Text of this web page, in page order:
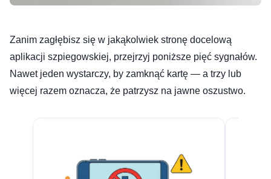
Zanim zagłębisz się w jakąkolwiek stronę docelową
aplikacji szpiegowskiej, przejrzyj poniższe pięć sygnałów.
Nawet jeden wystarczy, by zamknąć kartę — a trzy lub
więcej razem oznacza, że patrzysz na jawne oszustwo.